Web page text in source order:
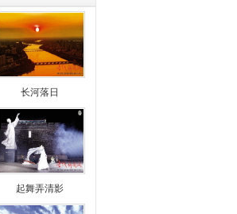
长河落日
起舞弄清影